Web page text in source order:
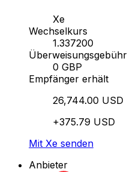
Xe
Wechselkurs
1.337200
Überweisungsgebühr
0 GBP
Empfänger erhält
26,744.00 USD
+375.79 USD
Mit Xe senden
Anbieter